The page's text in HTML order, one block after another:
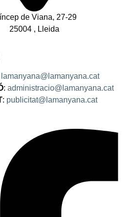
de Viana, 27-29
25004 , Lleida
lamanyana@lamanyana.cat
: administracio@lamanyana.cat
: publicitat@lamanyana.cat